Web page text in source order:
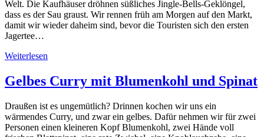
Welt. Die Kaufhäuser dröhnen süßliches Jingle-Bells-Geklöngel,
dass es der Sau graust. Wir rennen früh am Morgen auf den Markt,
damit wir wieder daheim sind, bevor die Touristen sich den ersten
Jagertee…
Weiterlesen
Gelbes Curry mit Blumenkohl und Spinat
Draußen ist es ungemütlich? Drinnen kochen wir uns ein
wärmendes Curry, und zwar ein gelbes. Dafür nehmen wir für zwei
Personen einen kleineren Kopf Blumenkohl, zwei Hände voll